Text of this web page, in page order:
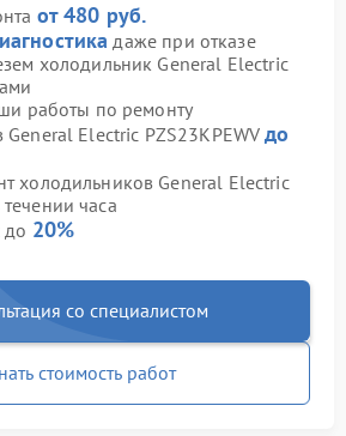
от 480 руб.
даже при отказе
холодильник General Electric
работы по ремонту
General Electric PZS23KPEWVдо
холодильников General Electric
часа
до 20%
со специалистом
стоимость работ